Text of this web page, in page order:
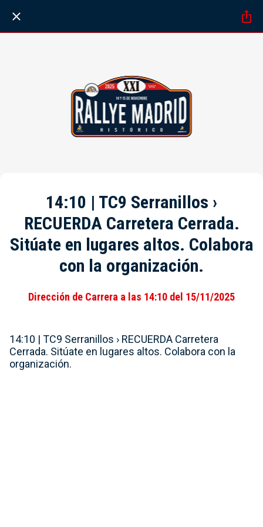
14:10 | TC9 Serranillos ›
RECUERDA Carretera Cerrada.
Sitúate en lugares altos. Colabora
con la organización.
Dirección de Carrera a las 14:10 del 15/11/2025
14:10 | TC9 Serranillos › RECUERDA Carretera
Cerrada. Sitúate en lugares altos. Colabora con la
organización.